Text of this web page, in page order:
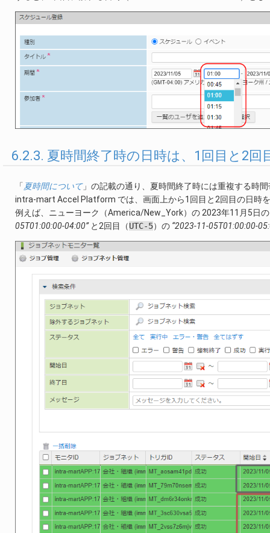
6.2.3. 夏時間終了時の日時は、1回目と2
「夏時間について」の記載の通り、夏時間終了時には重複する時
intra-mart Accel Platform では、画面上から1回目と2回目の日時
例えば、ニューヨーク（America/New_York）の 2023年11月5日
05T01:00:00-04:00”と2回目（UTC-5）の “2023-11-05T01:00:00-